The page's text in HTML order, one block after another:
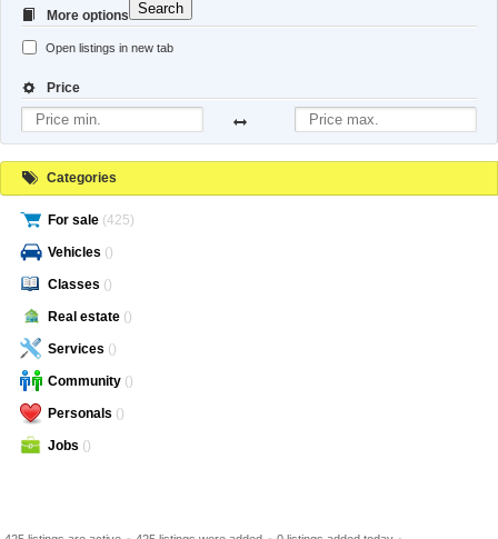
More options
Open listings in new tab
Price
Search
Categories
For sale (425)
Vehicles ()
Classes ()
Real estate ()
Services ()
Community ()
Personals ()
Jobs ()